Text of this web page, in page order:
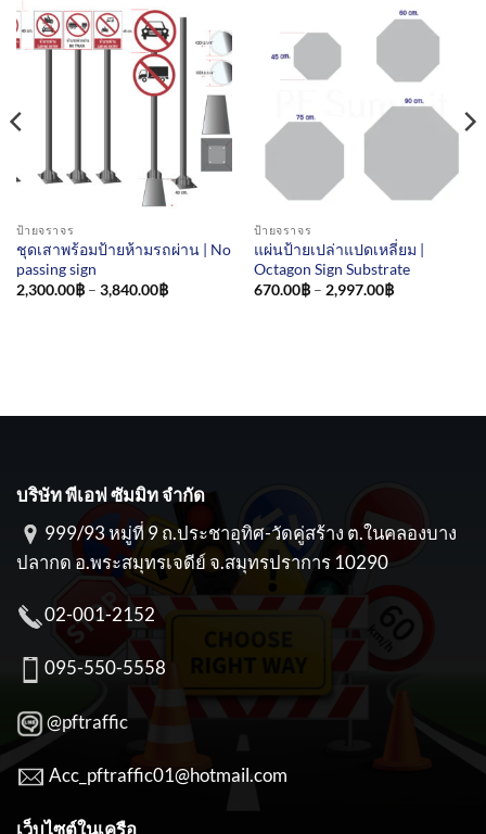
ป้ายจราจร
ชุดเสาพร้อมป้ายห้ามรถผ่าน | No
passing sign
2,300.00฿ – 3,840.00฿Price
ป้ายจราจร
แผ่นป้ายเปล่าแปดเหลี่ยม |
Octagon Sign Substrate
670.00฿ – 2,997.00฿Price
บริษัท พีเอฟ ซัมมิท จำกัด
999/93 หมู่ที่ 9 ถ.ประชาอุทิศ-วัดคู่สร้าง ต.ในคลองบาง
ปลากด อ.พระสมุทรเจดีย์ จ.สมุทรปราการ 10290
02-001-2152
095-550-5558
@pftraffic
Acc_pftraffic01@hotmail.com
เว็บไซต์ในเครือ